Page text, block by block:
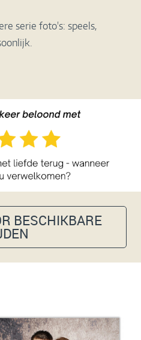
serie foto's: speels,
BESCHIKBARE